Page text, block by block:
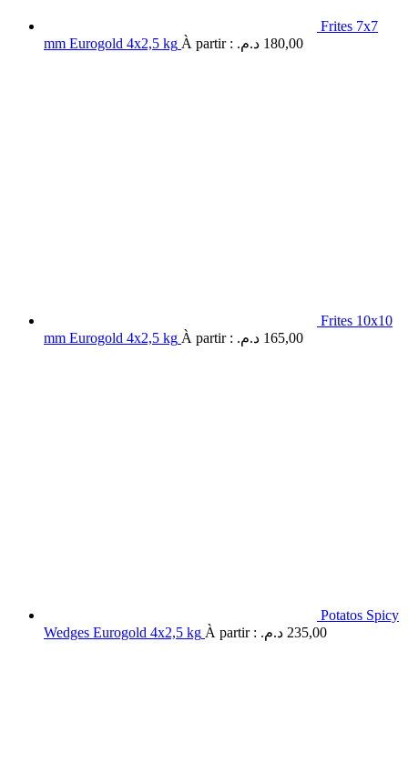
Frites 7x7
mm Eurogold 4x2,5 kg À partir : 180,00 د.م.
Frites 10x10
mm Eurogold 4x2,5 kg À partir : 165,00 د.م.
Potatos Spicy
Wedges Eurogold 4x2,5 kg À partir : 235,00 د.م.